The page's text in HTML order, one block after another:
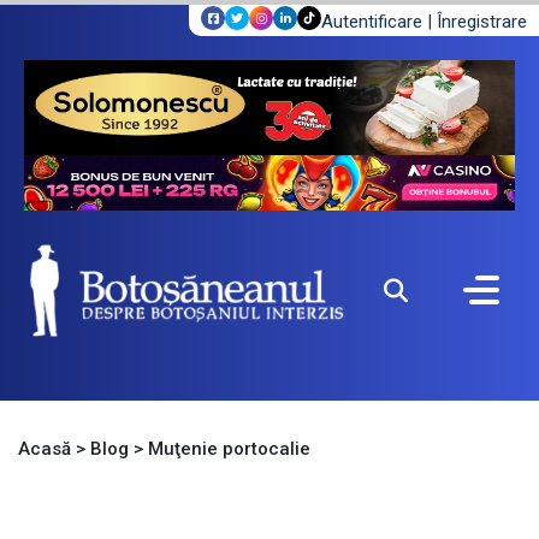
Autentificare | Înregistrare
Acasă > Blog > Muţenie portocalie